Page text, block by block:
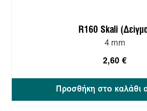
R160 Skali
4 mm
2,60 €
Προσθήκη στο καλάθι